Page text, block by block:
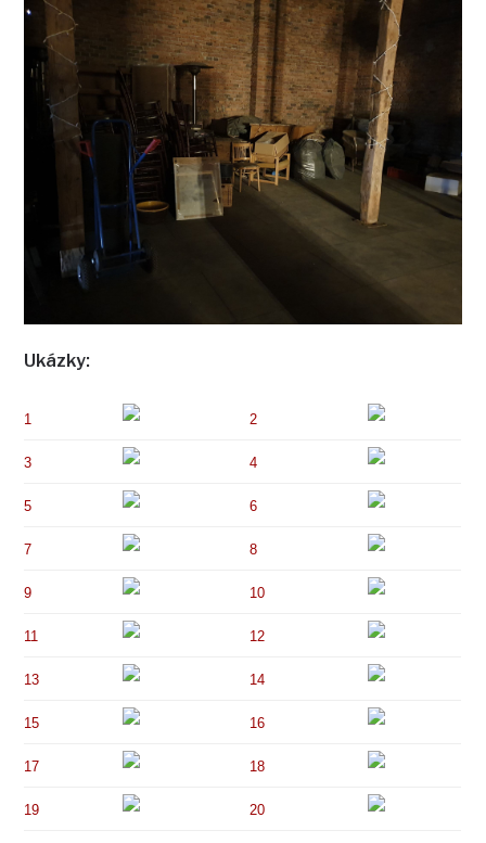
Ukázky:
1 2
3 4
5 6
7 8
9 10
11 12
13 14
15 16
17 18
19 20